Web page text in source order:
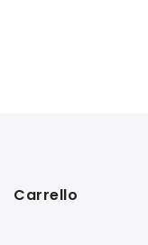
Carrello